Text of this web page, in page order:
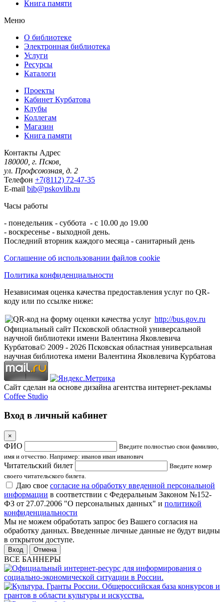
Книга памяти
Меню
О библиотеке
Электронная библиотека
Услуги
Ресурсы
Каталоги
Проекты
Кабинет Курбатова
Клубы
Коллегам
Магазин
Книга памяти
Контакты Адрес
180000, г. Псков,
ул. Профсоюзная, д. 2
Телефон +7(8112) 72-47-35
E-mail bib@pskovlib.ru
Часы работы
- понедельник - суббота - с 10.00 до 19.00
- воскресенье - выходной день.
Последний вторник каждого месяца - санитарный день
Соглашение об использовании файлов cookie
Политика конфиденциальности
Независимая оценка качества предоставления услуг по QR-
коду или по ссылке ниже:
http://bus.gov.ru
Официальный сайт Псковской областной универсальной
научной библиотеки имени Валентина Яковлевича
Курбатова© 2009 - 2026 Псковская областная универсальная
научная библиотека имени Валентина Яковлевича Курбатова
Сайт сделан на основе дизайна агентства интернет-рекламы
Coffee Studio
Вход в личный кабинет
×
ФИО
Введите полностью свои фамилию,
имя и отчество. Например: иванов иван иванович
Читательский билет
Введите номер
своего читательского билета.
Даю свое согласие на обработку введенной персональной
информации в соответствии с Федеральным Законом №152-
ФЗ от 27.07.2006 "О персональных данных" и политикой
конфиденциальности
Мы не можем обработать запрос без Вашего согласия на
обработку данных. Введенные личные данные не будут видны
в открытом доступе.
Отмена
ВСЕ БАННЕРЫ